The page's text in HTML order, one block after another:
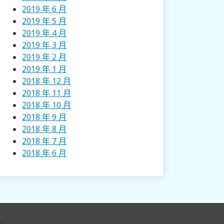
2019 年 6 月
2019 年 5 月
2019 年 4 月
2019 年 3 月
2019 年 2 月
2019 年 1 月
2018 年 12 月
2018 年 11 月
2018 年 10 月
2018 年 9 月
2018 年 8 月
2018 年 7 月
2018 年 6 月